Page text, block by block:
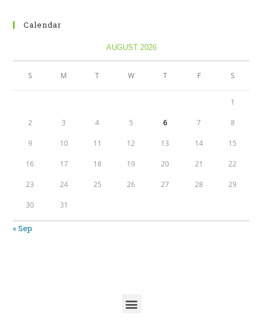
Calendar
AUGUST 2026
S M T W T F S
1
2 3 4 5 6 7 8
9 10 11 12 13 14 15
16 17 18 19 20 21 22
23 24 25 26 27 28 29
30 31
« Sep